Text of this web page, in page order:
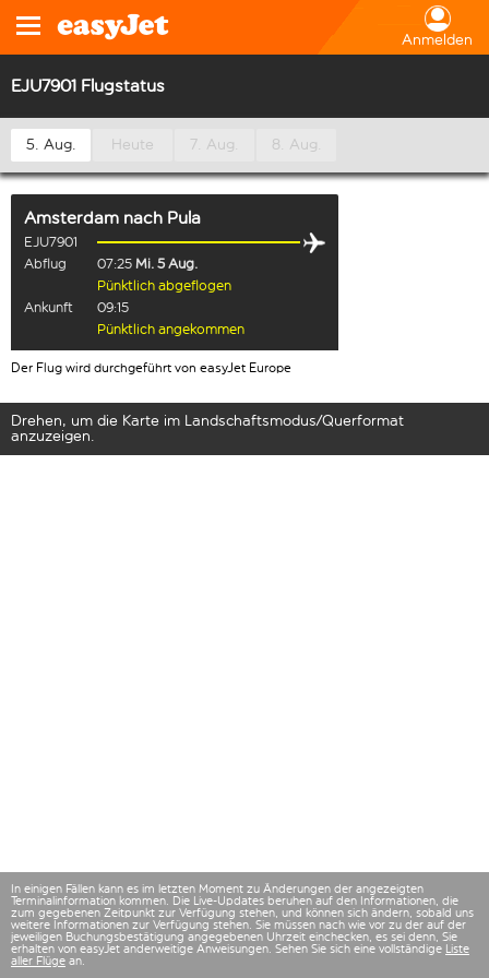
Anmelden
EJU7901 Flugstatus
5. Aug. Heute 7. Aug. 8. Aug.
Amsterdam nach Pula
EJU7901
Abflug
07:25 Mi. 5 Aug.
Pünktlich abgeflogen
Ankunft
09:15
Pünktlich angekommen
Der Flug wird durchgeführt von easyJet Europe
Drehen, um die Karte im Landschaftsmodus/Querformat
anzuzeigen.
In einigen Fällen kann es im letzten Moment zu Änderungen der angezeigten
Terminalinformation kommen. Die Live-Updates beruhen auf den Informationen, die
zum gegebenen Zeitpunkt zur Verfügung stehen, und können sich ändern, sobald uns
weitere Informationen zur Verfügung stehen. Sie müssen nach wie vor zu der auf der
jeweiligen Buchungsbestätigung angegebenen Uhrzeit einchecken, es sei denn, Sie
erhalten von easyJet anderweitige Anweisungen. Sehen Sie sich eine vollständige Liste
aller Flüge an.